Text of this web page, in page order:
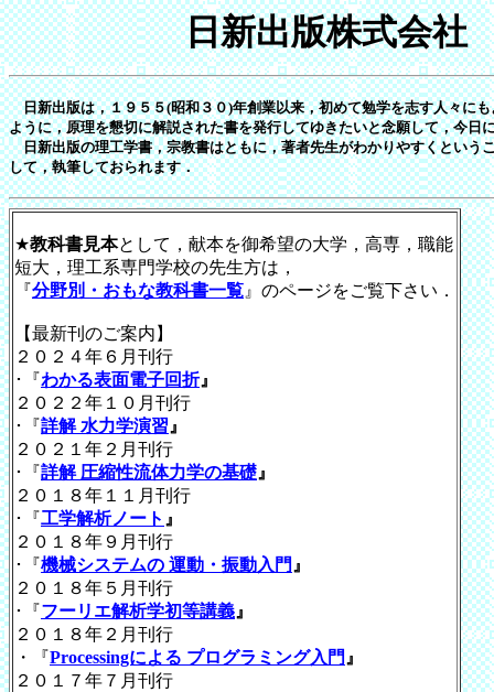
日新出版株式会社
日新出版は，１９５５(昭和３０)年創業以来，初めて勉学を志す人々にも
ように，原理を懇切に解説された書を発行してゆきたいと念願して，今日
日新出版の理工学書，宗教書はともに，著者先生がわかりやすくという
して，執筆しておられます．
★教科書見本として，献本を御希望の大学，高専，職能
短大，理工系専門学校の先生方は，
『分野別・おもな教科書一覧』のページをご覧下さい．
【最新刊のご案内】
２０２４年６月刊行
･
『わかる表面電子回折』
２０２２年１０月刊行
･
『詳解 水力学演習』
２０２１年２月刊行
･
『詳解 圧縮性流体力学の基礎』
２０１８年１１月刊行
･
『工学解析ノート 』
２０１８年９月刊行
･
『機械システムの 運動・振動入門』
２０１８年５月刊行
･
『フーリエ解析学初等講義』
２０１８年２月刊行
・
『Processingによる プログラミング入門』
２０１７年７月刊行